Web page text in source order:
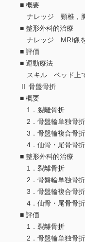
■ 概要
ナレッジ 頸椎，
■ 整形外科的治療
ナレッジ MRI像
■ 評価
■ 運動療法
スキル ベッド上で
Ⅱ 骨盤骨折
■ 概要
1．裂離骨折
2．骨盤輪単独骨折
3．骨盤輪複合骨折
4．仙骨・尾骨骨折
■ 整形外科的治療
1．裂離骨折
2．骨盤輪単独骨折
3．骨盤輪複合骨折
4．仙骨・尾骨骨折
■ 評価
1．裂離骨折
2．骨盤輪単独骨折